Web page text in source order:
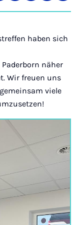
auf auf über
Mail
haben sich
näher
Wir freuen uns
viele